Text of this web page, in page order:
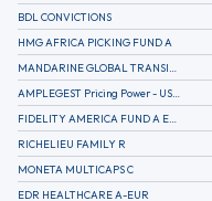
BDL CONVICTIONS
HMG AFRICA PICKING FUND A
MANDARINE GLOBAL TRANSITION R
AMPLEGEST Pricing Power - US - AC
FIDELITY AMERICA FUND A EUR (C)
RICHELIEU FAMILY R
MONETA MULTICAPS C
EDR HEALTHCARE A-EUR